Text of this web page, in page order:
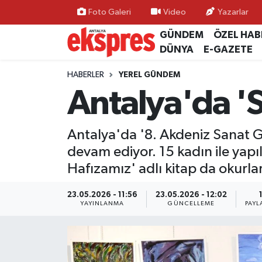
Foto Galeri Video Yazarlar
GÜNDEM ÖZEL
DÜNYA
E-GAZETE
HABERLER YEREL GÜNDEM
Antalya'da
Antalya'da '8. Akdeniz Sanat
devam ediyor. 15 kadın ile
Hafızamız' adlı kitap da
23.05.2026 - 11:56
YAYINLANMA
23.05.2026 - 12:02
GÜNCELLEME
1
ÖZEL HABER
GÜNDEM
YEREL GÜNDEM
EKONOMİ
KÜLTÜR - SANAT
Nöbetçi Eczaneler
Hava Durumu
Trafik Durumu
Süper Lig Puan Durumu ve Fikstür
Tüm Manşetler
Son Dakika Haberleri